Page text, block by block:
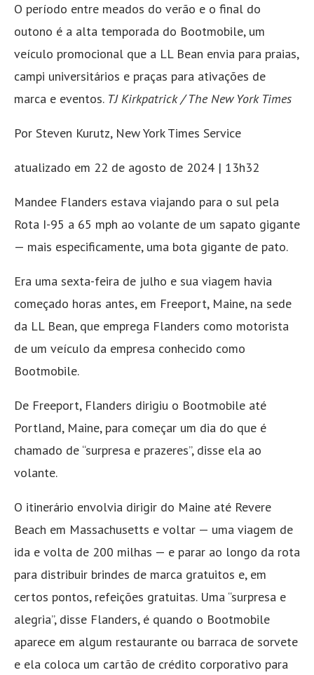
O período entre meados do verão e o final do
outono é a alta temporada do Bootmobile, um
veículo promocional que a LL Bean envia para praias,
campi universitários e praças para ativações de
marca e eventos. TJ Kirkpatrick / The New York Times
Por Steven Kurutz, New York Times Service
atualizado em 22 de agosto de 2024 | 13h32
Mandee Flanders estava viajando para o sul pela
Rota I-95 a 65 mph ao volante de um sapato gigante
— mais especificamente, uma bota gigante de pato.
Era uma sexta-feira de julho e sua viagem havia
começado horas antes, em Freeport, Maine, na sede
da LL Bean, que emprega Flanders como motorista
de um veículo da empresa conhecido como
Bootmobile.
De Freeport, Flanders dirigiu o Bootmobile até
Portland, Maine, para começar um dia do que é
chamado de “surpresa e prazeres”, disse ela ao
volante.
O itinerário envolvia dirigir do Maine até Revere
Beach em Massachusetts e voltar — uma viagem de
ida e volta de 200 milhas — e parar ao longo da rota
para distribuir brindes de marca gratuitos e, em
certos pontos, refeições gratuitas. Uma “surpresa e
alegria”, disse Flanders, é quando o Bootmobile
aparece em algum restaurante ou barraca de sorvete
e ela coloca um cartão de crédito corporativo para